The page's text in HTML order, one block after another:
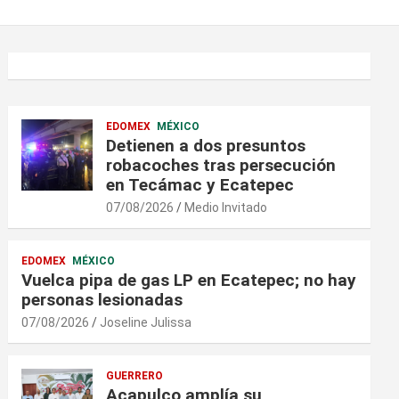
EDOMEX MÉXICO
Detienen a dos presuntos
robacoches tras persecución
en Tecámac y Ecatepec
07/08/2026 Medio Invitado
EDOMEX MÉXICO
Vuelca pipa de gas LP en Ecatepec; no hay
personas lesionadas
07/08/2026 Joseline Julissa
GUERRERO
Acapulco amplía su